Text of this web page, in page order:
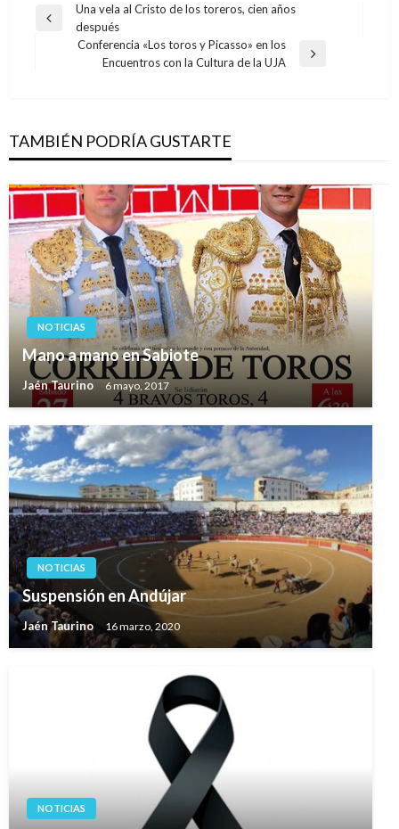
Navegación
entradas
Entrada
Una vela al Cristo de los toreros, cien años
después
Conferencia «Los toros y Picasso» en los
Encuentros con la Cultura de la UJA
TAMBIÉN PODRÍA GUSTARTE
NOTICIAS
Mano a mano en Sabiote
Jaén Taurino 6 mayo, 2017
NOTICIAS
Suspensión en Andújar
Jaén Taurino 16 marzo, 2020
NOTICIAS